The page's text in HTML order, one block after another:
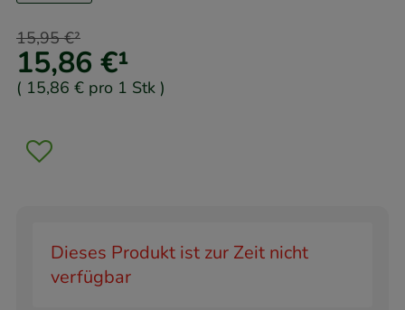
15,86 €¹
15,95 €²
( 15,86 € pro 1 Stk )
Dieses Produkt ist zur Zeit nicht
verfügbar